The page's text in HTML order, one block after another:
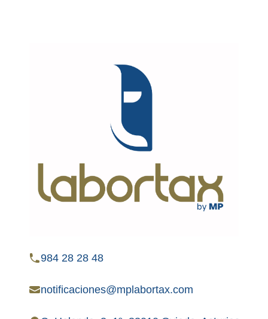
984 28 28 48
notificaciones@mplabortax.com